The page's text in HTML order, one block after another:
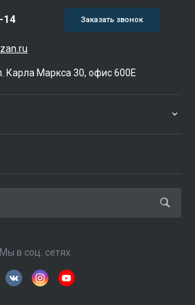
14 Заказать звонок
Карла Маркса 30, офис 600Е
Мы в соц. сетях